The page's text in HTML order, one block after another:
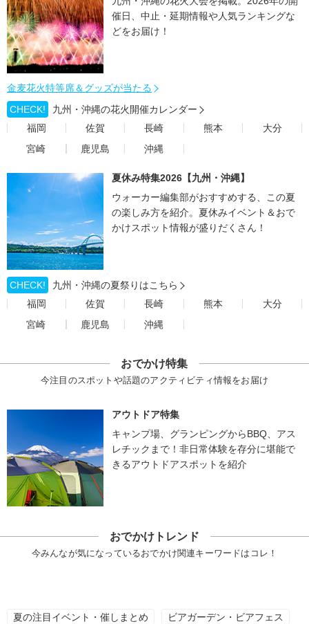
催日、中止・延期情報や人気ランキングな
どをお届け！
金麦花火特等席＆グッズが当たる
CHECK!
九州・沖縄の花火開催カレンダー
福岡
佐賀 長崎 熊本
大分
宮崎
鹿児島 沖縄
夏休み特集2026【九州・沖縄】
ウォーカー編集部がおすすめする、この夏
の楽しみ方を紹介。夏休みイベント＆おで
かけスポット情報が盛りだくさん！
CHECK!
九州・沖縄の夏祭りはこちら
福岡
佐賀 長崎 熊本
大分
宮崎
鹿児島 沖縄
おでかけ特集
今注目のスポットや話題のアクティビティ情報をお届け
アウトドア特集
キャンプ場、グランピングからBBQ、アス
レチックまで！非日常体験を存分に堪能で
きるアウトドアスポットを紹介
おでかけトレンド
今みんなが気になっているおでかけ関連キーワードはコレ！
夏の注目イベント・催しまとめ ビアガーデン・ビアフェス